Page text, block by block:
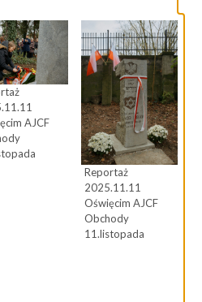
AJCF
Reportaż
2025.11.11
Oświęcim AJCF
Obchody
11.listopada